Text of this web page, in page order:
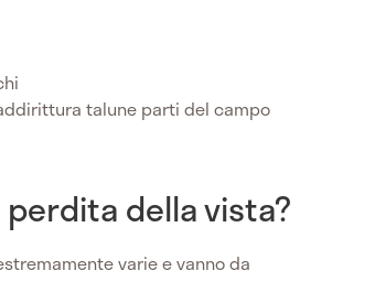
talune parti del campo
perdita della vista?
varie e vanno da